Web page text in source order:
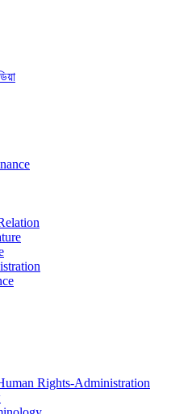
Rights-Administration